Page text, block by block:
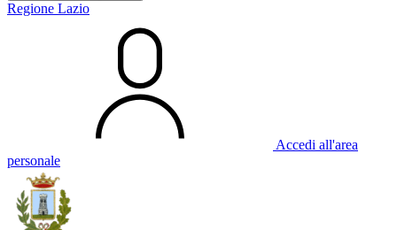
Regione Lazio
Accedi all'area
personale